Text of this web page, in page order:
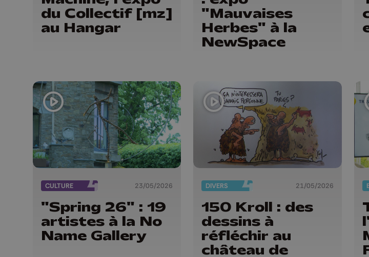
du Collectif [mz]
au Hangar
"Mauvaises
Herbes" à la
NewSpace
CULTURE 23/05/2026
"Spring 26" : 19
artistes à la No
Name Gallery
DIVERS 21/05/2026
150 Kroll : des
dessins à
réfléchir au
château de